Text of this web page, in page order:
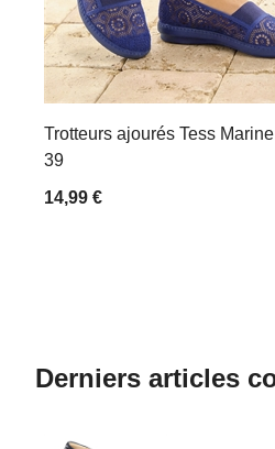
Trotteurs ajourés Tess
39
14,99 €
Derniers articles